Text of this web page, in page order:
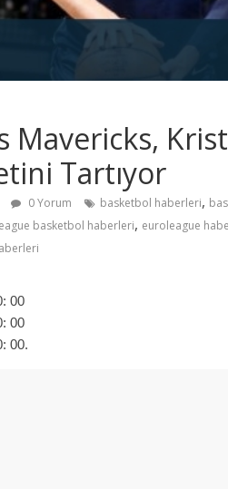
Mavericks,
Tartıyor
0 Yorum basketbol haberleri,
basketbol haberleri, euroleague
00
00
00.